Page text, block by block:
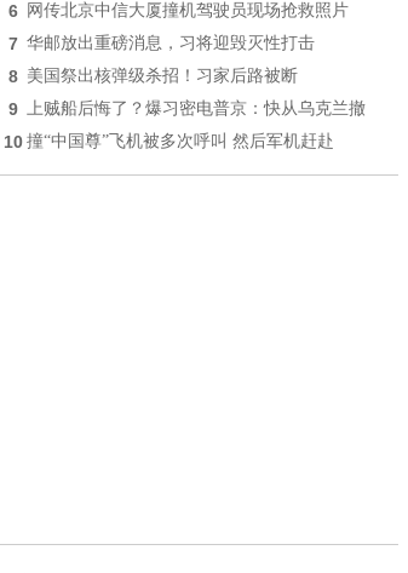
6 网传北京中信大厦撞机驾驶员现场抢救照片
7 华邮放出重磅消息，习将迎毁灭性打击
8 美国祭出核弹级杀招！习家后路被断
9 上贼船后悔了？爆习密电普京：快从乌克兰撤
10 撞“中国尊”飞机被多次呼叫 然后军机赶赴